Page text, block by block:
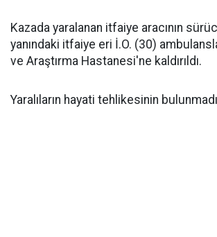
Kazada yaralanan itfaiye aracının
yanındaki itfaiye eri İ.O. (30)
ve Araştırma Hastanesi'ne kaldırıldı.
Yaralıların hayati tehlikesinin